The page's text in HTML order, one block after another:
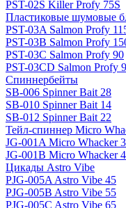
PST-02S Killer Profy 75S
Пластиковые шумовые
PST-03A Salmon Profy
PST-03B Salmon Profy
PST-03C Salmon Profy 90
PST-03CD Salmon Profy
Спиннербейты
SB-006 Spinner Bait 28
SB-010 Spinner Bait 14
SB-012 Spinner Bait 22
Тейл-спиннер Micro
JG-001A Micro Whacker
JG-001B Micro Whacker
Цикады Astro Vibe
PJG-005A Astro Vibe 45
PJG-005B Astro Vibe 55
PJG-005C Astro Vibe 65